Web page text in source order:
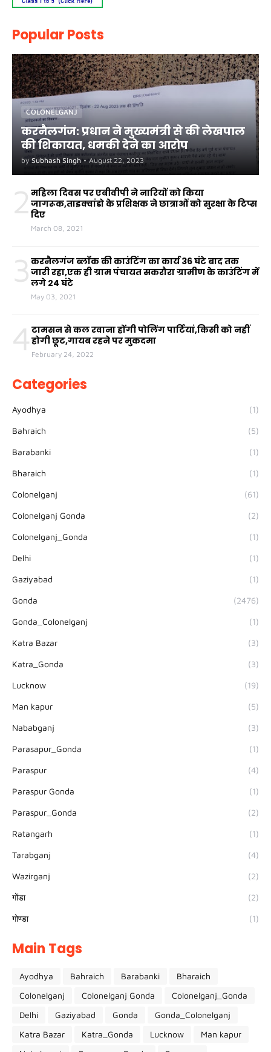
Popular Posts
COLONELGANJ
करनैलगंज: प्रधान ने मुख्यमंत्री से की लेखपाल
की शिकायत, धमकी देने का आरोप
by Subhash Singh • August 22, 2023
2 महिला दिवस पर एबीवीपी ने नारियों को किया
जागरूक,ताइक्वांडो के प्रशिक्षक ने छात्राओं को सुरक्षा के टिप्स
दिए
March 08, 2021
3 करनैलगंज ब्लॉक की काउंटिंग का कार्य 36 घंटे बाद तक
जारी रहा,एक ही ग्राम पंचायत सकरौरा ग्रामीण के काउंटिंग में
लगे 24 घंटे
May 03, 2021
4 टामसन से कल रवाना होंगी पोलिंग पार्टियां,किसी को नहीं
होगी छूट,गायब रहने पर मुकदमा
February 24, 2022
Categories
Ayodhya (1)
Bahraich (5)
Barabanki (1)
Bharaich (1)
Colonelganj (61)
Colonelganj Gonda (2)
Colonelganj_Gonda (1)
Delhi (1)
Gaziyabad (1)
Gonda (2476)
Gonda_Colonelganj (1)
Katra Bazar (3)
Katra_Gonda (3)
Lucknow (19)
Man kapur (5)
Nababganj (3)
Parasapur_Gonda (1)
Paraspur (4)
Paraspur Gonda (1)
Paraspur_Gonda (2)
Ratangarh (1)
Tarabganj (4)
Wazirganj (2)
गोंडा (2)
गोण्डा (1)
Main Tags
Ayodhya Bahraich Barabanki
Bharaich
Colonelganj
Colonelganj Gonda
Colonelganj_Gonda
Delhi
Gaziyabad Gonda
Gonda_Colonelganj
Katra Bazar
Katra_Gonda Lucknow
Man kapur